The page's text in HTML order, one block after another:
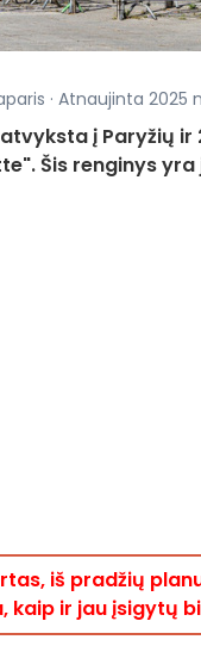
· Atnaujinta 2025
į Paryžių ir
Šis renginys
iš pradžių
kaip ir jau įsigytų